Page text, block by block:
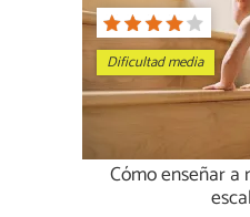
Dificultad media
Cómo enseñar a